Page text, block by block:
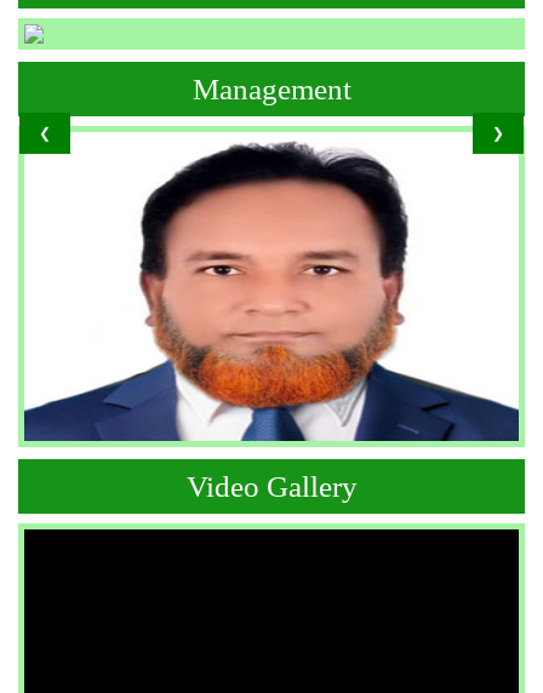
❮ ❯
Management
Video Gallery